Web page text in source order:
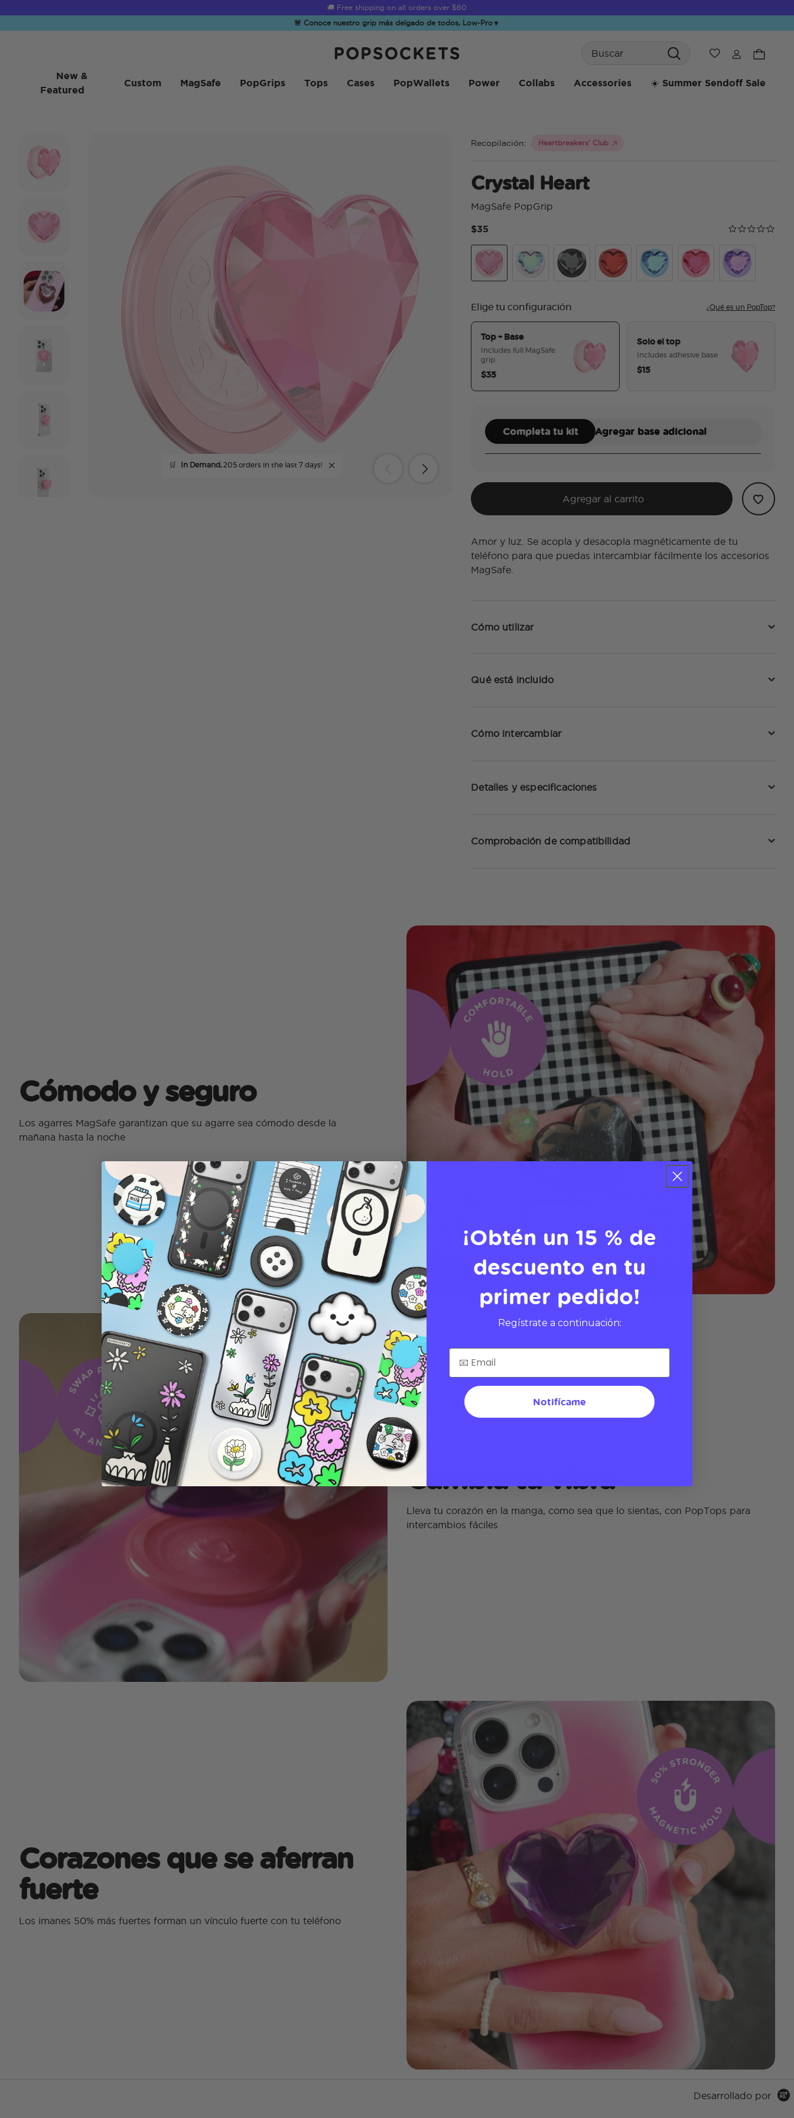
Summer Sendoff Sale is on 🚨 Up to 60% off
🚨 Conoce nuestro grip más delgado de todos, Low-Pro ▼
Wishlist
New &
Featured
Custom MagSafe PopGrips Tops Cases PopWallets Power Collabs Accessories ☀️ Summer Sendoff Sale
🛒 In Demand,205 orders in the last 7 days!
Recopilación: Heartbreakers' Club
Crystal Heart
MagSafe PopGrip
$35 Calificación
0.0 star rating
Elige tu configuración ¿Qué es un PopTop?
Top + Base
Includes full MagSafe
grip
$35
Solo el top
Includes adhesive base
$15
Completa tu kit Agregar base adicional
Agregar al carrito
Amor y luz. Se acopla y desacopla magnéticamente de tu
teléfono para que puedas intercambiar fácilmente los accesorios
MagSafe.
Cómo utilizar
Qué está incluido
Cómo intercambiar
Detalles y especificaciones
Comprobación de compatibilidad
Cómodo y seguro
Los agarres MagSafe garantizan que su agarre sea cómodo desde la
mañana hasta la noche
Cambia tu vibra
Lleva tu corazón en la manga, como sea que lo sientas, con PopTops para
intercambios fáciles
Corazones que se aferran
fuerte
Los imanes 50% más fuertes forman un vínculo fuerte con tu teléfono
Desarrollado por
¡Obtén un 15 % de
descuento en tu
primer pedido!
Regístrate a continuación:
Notifícame